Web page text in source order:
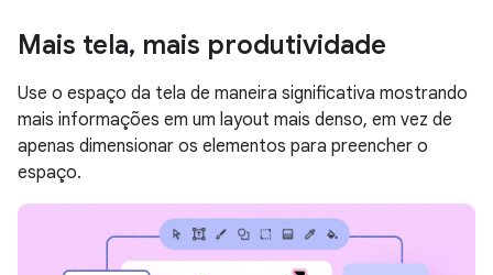
Mais tela, mais produtividade
Use o espaço da tela de maneira significativa mostrando
mais informações em um layout mais denso, em vez de
apenas dimensionar os elementos para preencher o
espaço.